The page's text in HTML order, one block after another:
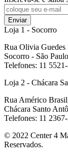
Enviar
Loja 1 - Socorro
Rua Olivia Guedes
Socorro - São
Telefones: 11
Loja 2 - Chácara
Rua Américo
Chácara Santo
Telefones: 11
© 2022 Center 4
Reservados.